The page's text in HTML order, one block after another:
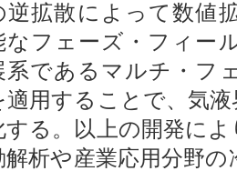
逆拡散によって数値
なフェーズ・フィー
系であるマルチ・フ
適用することで、気
する。以上の開発に
解析や産業応用分野